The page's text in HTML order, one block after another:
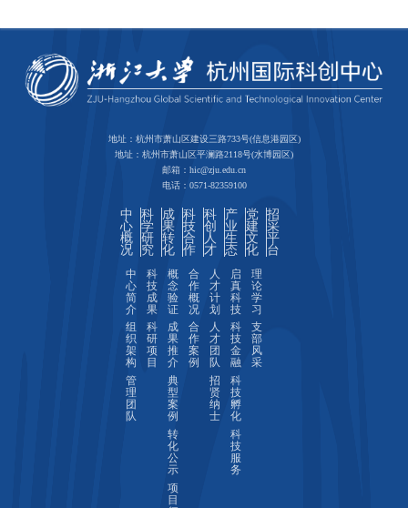
地址：杭州市萧山区建设三路733号(信息港园区)
地址：杭州市萧山区平澜路2118号(水博园区)
邮箱：hic@zju.edu.cn
电话：0571-82359100
中
心
概
况
中
心
简
介
组
织
架
构
管
理
团
队
科
学
研
究
科
技
成
果
科
研
项
目
成
果
转
化
概
念
验
证
成
果
推
介
典
型
案
例
转
化
公
示
项
目
科
技
合
作
合
作
概
况
合
作
案
例
科
创
人
才
人
才
计
划
人
才
团
队
招
贤
纳
士
产
业
生
态
启
真
科
技
科
技
金
融
科
技
孵
化
科
技
服
务
党
建
文
化
理
论
学
习
支
部
风
采
招
采
平
台